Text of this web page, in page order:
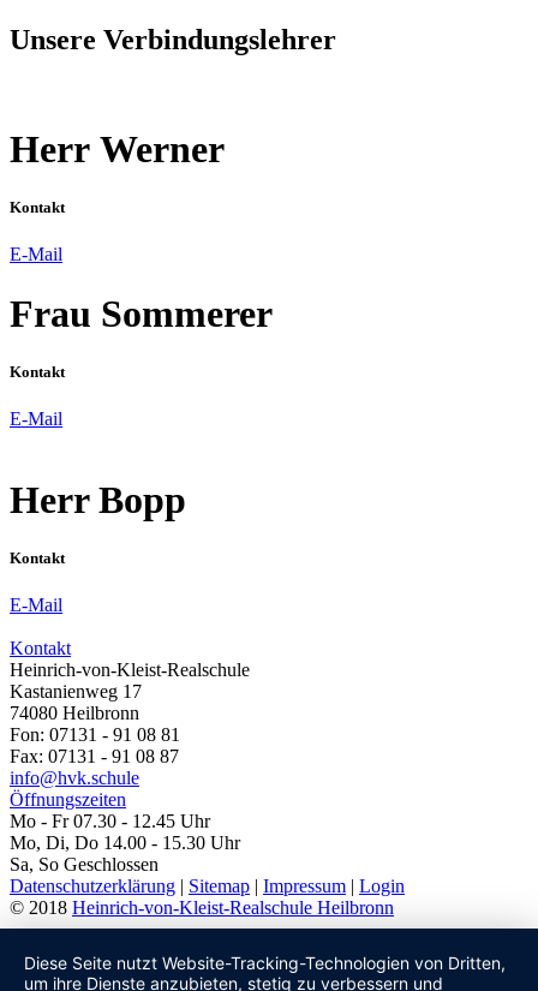
Unsere Verbindungslehrer
Herr Werner
Kontakt
E-Mail
Frau Sommerer
Kontakt
E-Mail
Herr Bopp
Kontakt
E-Mail
Kontakt
Heinrich-von-Kleist-Realschule
Kastanienweg 17
74080 Heilbronn
Fon: 07131 - 91 08 81
Fax: 07131 - 91 08 87
info@hvk.schule
Öffnungszeiten
Mo - Fr 07.30 - 12.45 Uhr
Mo, Di, Do 14.00 - 15.30 Uhr
Sa, So Geschlossen
Datenschutzerklärung | Sitemap | Impressum | Login
© 2018 Heinrich-von-Kleist-Realschule Heilbronn
Diese Seite nutzt Website-Tracking-Technologien von Dritten,
um ihre Dienste anzubieten, stetig zu verbessern und